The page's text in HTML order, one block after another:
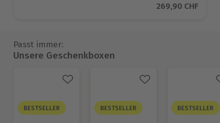
Aktueller Preis
269,90 CHF
Passt immer:
Unsere Geschenkboxen
BESTSELLER BESTSELLER BESTSELLER